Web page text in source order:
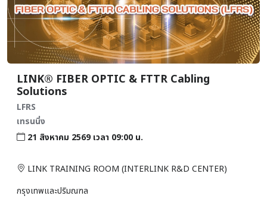
LINK® FIBER OPTIC & FTTR Cabling
Solutions
LFRS
เทรนนิ่ง
21 สิงหาคม 2569 เวลา 09:00 น.
LINK TRAINING ROOM (INTERLINK R&D CENTER)
กรุงเทพและปริมณฑล